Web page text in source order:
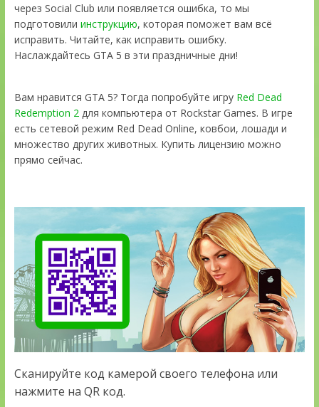
через Social Club или появляется ошибка, то мы
подготовили инструкцию, которая поможет вам всё
исправить. Читайте, как исправить ошибку.
Наслаждайтесь GTA 5 в эти праздничные дни!
Вам нравится GTA 5? Тогда попробуйте игру Red Dead
Redemption 2для компьютера от Rockstar Games. В игре
есть сетевой режим Red Dead Online, ковбои, лошади и
множество других животных. Купить лицензию можно
прямо сейчас.
Сканируйте код камерой своего телефона или
нажмите на QR код.